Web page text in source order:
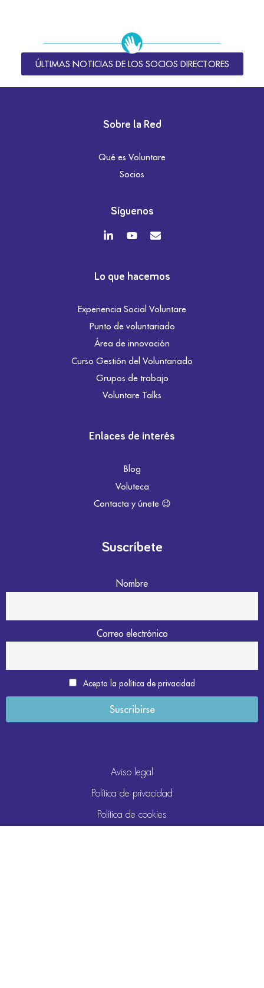
ÚLTIMAS NOTICIAS DE LOS SOCIOS DIRECTORES
Sobre la Red
Qué es Voluntare
Socios
Síguenos
Lo que hacemos
Experiencia Social Voluntare
Punto de voluntariado
Área de innovación
Curso Gestión del Voluntariado
Grupos de trabajo
Voluntare Talks
Enlaces de interés
Blog
Voluteca
Contacta y únete 😉
Suscríbete
Nombre
Correo electrónico
Acepto la política de privacidad
Aviso legal
Política de privacidad
Política de cookies